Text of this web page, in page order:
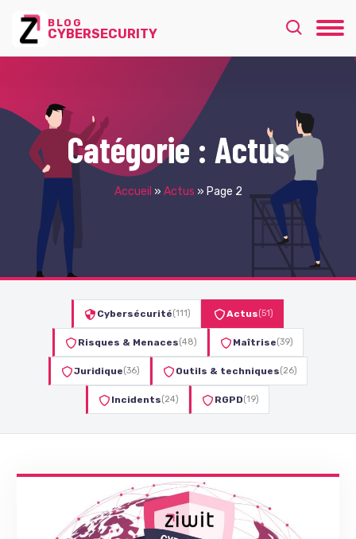
BLOG
CYBERSECURITY
Catégorie : Actus
Accueil » Actus » Page 2
Cybersécurité(111) Actus(51)
Risques & Menaces(48) Maîtrise(39)
Juridique(36) Outils & techniques(26)
Incidents(24) RGPD(19)